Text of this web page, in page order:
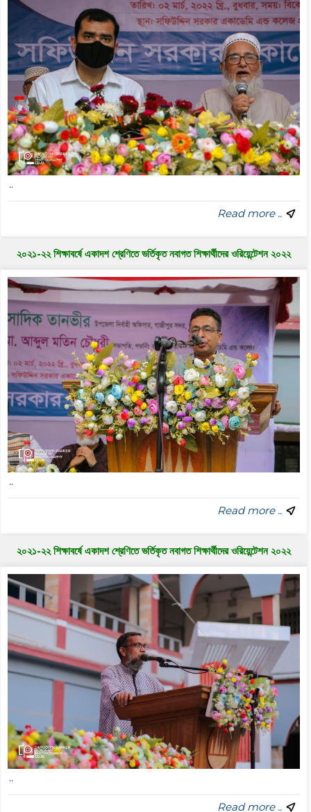
..
Read more ..
২০২১-২২ শিক্ষাবর্ষে একাদশ শ্রেণিতে ভর্তিকৃত নবাগত শিক্ষার্থীদের ওরিয়েন্টেশন ২০২২
..
Read more ..
২০২১-২২ শিক্ষাবর্ষে একাদশ শ্রেণিতে ভর্তিকৃত নবাগত শিক্ষার্থীদের ওরিয়েন্টেশন ২০২২
..
Read more ..